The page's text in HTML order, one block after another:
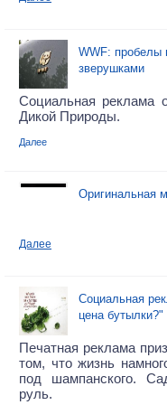
WWF: пробелы
зверушками
Социальная реклама
Дикой Природы.
Далее
Оригинальная
Далее
Социальная
цена бутылки?"
Печатная реклама
том, что жизнь
под шампанского.
руль.